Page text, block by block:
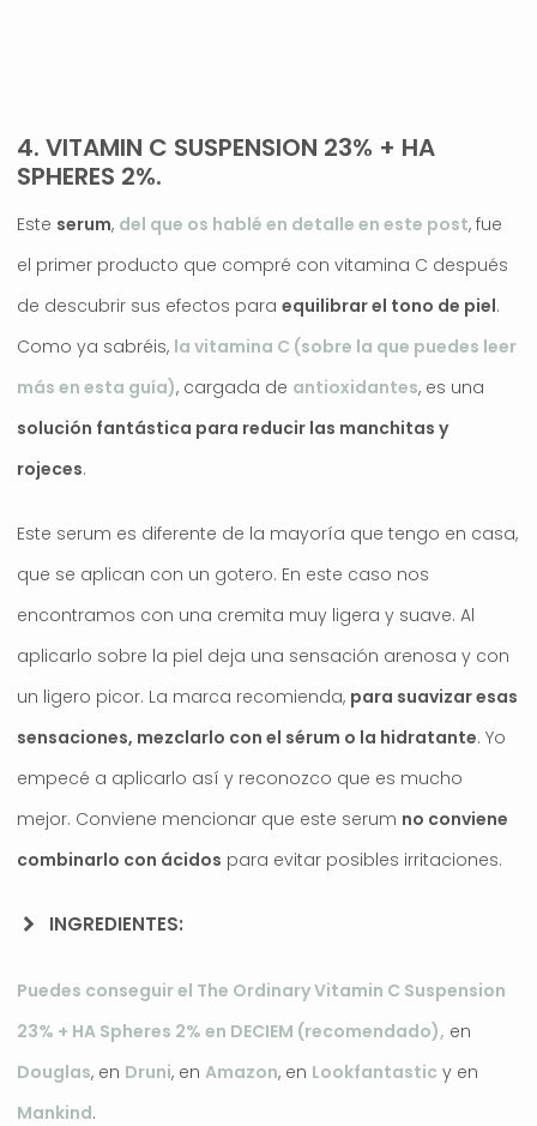
4. VITAMIN C SUSPENSION 23% + HA
SPHERES 2%.
Este serum, del que os hablé en detalle en este post, fue
el primer producto que compré con vitamina C después
de descubrir sus efectos para equilibrar el tono de piel.
Como ya sabréis, la vitamina C (sobre la que puedes leer
más en esta guía), cargada de antioxidantes, es una
solución fantástica para reducir las manchitas y
rojeces.
Este serum es diferente de la mayoría que tengo en casa,
que se aplican con un gotero. En este caso nos
encontramos con una cremita muy ligera y suave. Al
aplicarlo sobre la piel deja una sensación arenosa y con
un ligero picor. La marca recomienda, para suavizar esas
sensaciones, mezclarlo con el sérum o la hidratante. Yo
empecé a aplicarlo así y reconozco que es mucho
mejor. Conviene mencionar que este serum no conviene
combinarlo con ácidos para evitar posibles irritaciones.
INGREDIENTES:
Puedes conseguir el The Ordinary Vitamin C Suspension
23% + HA Spheres 2% en DECIEM (recomendado), en
Douglas, en Druni, en Amazon, en Lookfantastic y en
Mankind.